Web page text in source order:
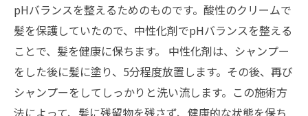
pHバランスを整えるためのものです。酸性のクリームで
髪を保護していたので、中性化剤でpHバランスを整える
ことで、髪を健康に保ちます。 中性化剤は、シャンプー
をした後に髪に塗り、5分程度放置します。その後、再び
シャンプーをしてしっかりと洗い流します。この施術方